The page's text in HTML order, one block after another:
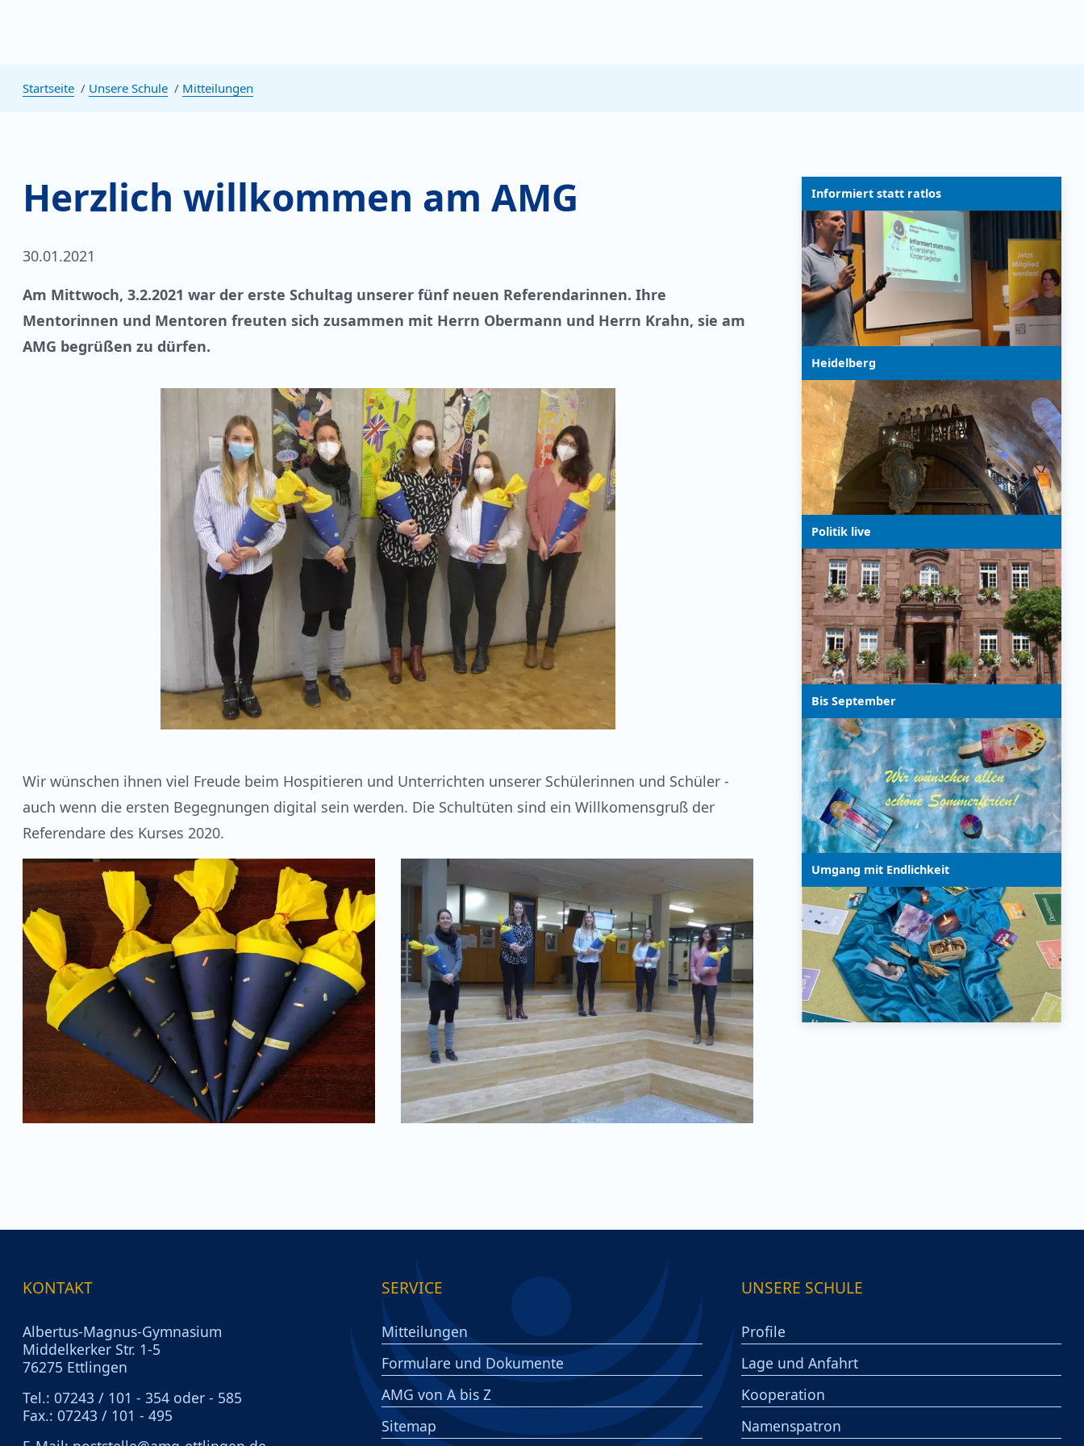
Startseite Unsere Schule Mitteilungen
Herzlich willkommen am AMG
30.01.2021
Am Mittwoch, 3.2.2021 war der erste Schultag unserer fünf neuen Referendarinnen. Ihre
Mentorinnen und Mentoren freuten sich zusammen mit Herrn Obermann und Herrn Krahn, sie am
AMG begrüßen zu dürfen.
Wir wünschen ihnen viel Freude beim Hospitieren und Unterrichten unserer Schülerinnen und Schüler -
auch wenn die ersten Begegnungen digital sein werden. Die Schultüten sind ein Willkomensgruß der
Referendare des Kurses 2020.
Informiert statt ratlos
Heidelberg
Politik live
Bis September
Umgang mit Endlichkeit
KONTAKT
Albertus-Magnus-Gymnasium
Middelkerker Str. 1-5
76275 Ettlingen
Tel.: 07243 / 101 - 354 oder - 585
Fax.: 07243 / 101 - 495
SERVICE
Mitteilungen
Formulare und Dokumente
AMG von A bis Z
Sitemap
UNSERE SCHULE
Profile
Lage und Anfahrt
Kooperation
Namenspatron